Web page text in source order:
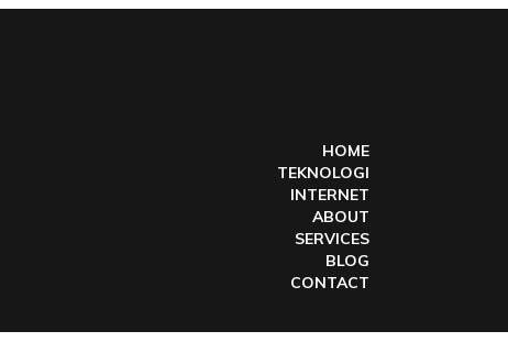
HOME
TEKNOLOGI
INTERNET
ABOUT
SERVICES
BLOG
CONTACT